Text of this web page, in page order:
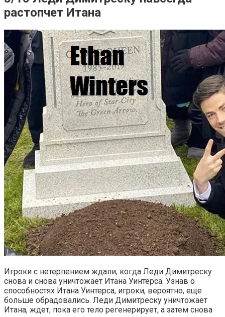
растопчет Итана
Игроки с нетерпением ждали, когда Леди Димитреску
снова и снова уничтожает Итана Уинтерса. Узнав о
способностях Итана Уинтерса, игроки, вероятно, еще
больше обрадовались. Леди Димитреску уничтожает
Итана, ждет, пока его тело регенерирует, а затем снова